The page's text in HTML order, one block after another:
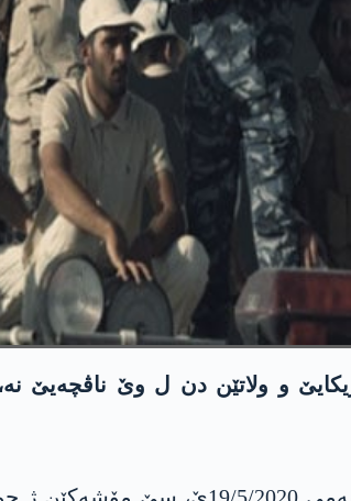
و ولاتێن دن ل وێ ناڤچه‌یێ
تۆرا مه‌دیایا ئه‌وله‌هیێ یا سه‌ر ب حكوومه‌تا ئیراقا فه‌ده‌رال ڤه‌